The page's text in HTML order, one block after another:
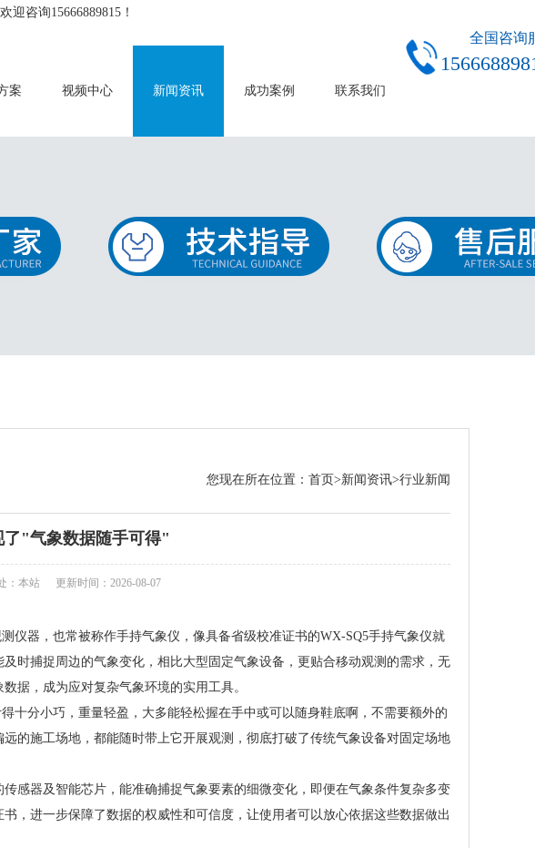
咨询15666889815！
全国咨询
案 视频中心 新闻资讯 成功案例 联系我们
您现在所在位置： 首页>新闻资讯>行业新闻
了"气象数据随手可得"
：本站 更新时间：2026-08-07
仪器，也常被称作手持气象仪，像具备省级校准证书的WX-SQ5手持气象仪就
时捕捉周边的气象变化，相比大型固定气象设备，更贴合移动观测的需求，无
据，成为应对复杂气象环境的实用工具。
十分小巧，重量轻盈，大多能轻松握在手中或可以随身鞋底啊，不需要额外的
的施工场地，都能随时带上它开展观测，彻底打破了传统气象设备对固定场地
感器及智能芯片，能准确捕捉气象要素的细微变化，即便在气象条件复杂多变
，进一步保障了数据的权威性和可信度，让使用者可以放心依据这些数据做出